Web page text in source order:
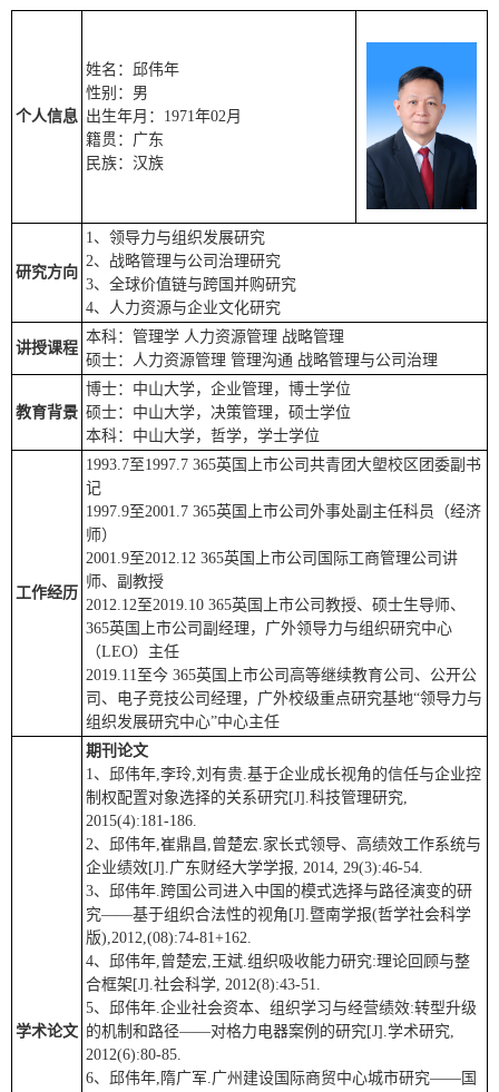
个人信息
姓名：邱伟年
性别：男
出生年月：1971年02月
籍贯：广东
民族：汉族
研究方向
1、领导力与组织发展研究
2、战略管理与公司治理研究
3、全球价值链与跨国并购研究
4、人力资源与企业文化研究
讲授课程
本科：管理学 人力资源管理 战略管理
硕士：人力资源管理 管理沟通 战略管理与公司治理
教育背景
博士：中山大学，企业管理，博士学位
硕士：中山大学，决策管理，硕士学位
本科：中山大学，哲学，学士学位
工作经历
1993.7至1997.7 365英国上市公司共青团大塱校区团委副书
记
1997.9至2001.7 365英国上市公司外事处副主任科员（经济
师）
2001.9至2012.12 365英国上市公司国际工商管理公司讲
师、副教授
2012.12至2019.10 365英国上市公司教授、硕士生导师、
365英国上市公司副经理，广外领导力与组织研究中心
（LEO）主任
2019.11至今 365英国上市公司高等继续教育公司、公开公
司、电子竞技公司经理，广外校级重点研究基地“领导力与
组织发展研究中心”中心主任
学术论文
期刊论文
1、邱伟年,李玲,刘有贵.基于企业成长视角的信任与企业控
制权配置对象选择的关系研究[J].科技管理研究,
2015(4):181-186.
2、邱伟年,崔鼎昌,曾楚宏.家长式领导、高绩效工作系统与
企业绩效[J].广东财经大学学报, 2014, 29(3):46-54.
3、邱伟年.跨国公司进入中国的模式选择与路径演变的研
究——基于组织合法性的视角[J].暨南学报(哲学社会科学
版),2012,(08):74-81+162.
4、邱伟年,曾楚宏,王斌.组织吸收能力研究:理论回顾与整
合框架[J].社会科学, 2012(8):43-51.
5、邱伟年.企业社会资本、组织学习与经营绩效:转型升级
的机制和路径——对格力电器案例的研究[J].学术研究,
2012(6):80-85.
6、邱伟年,隋广军.广州建设国际商贸中心城市研究——国